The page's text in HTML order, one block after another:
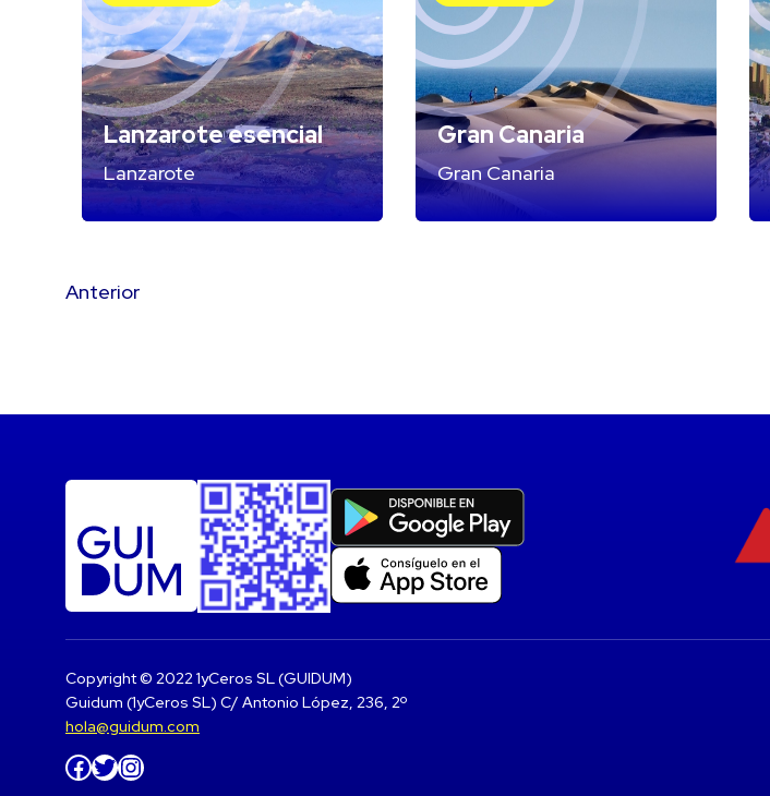
Lanzarote esencial
Lanzarote
Gran Canaria
Gran Canaria
Anterior
Copyright © 2022 1yCeros SL (GUIDUM)
Guidum (1yCeros SL) C/ Antonio López, 236, 2º
hola@guidum.com
Facebook Twitter Instagram